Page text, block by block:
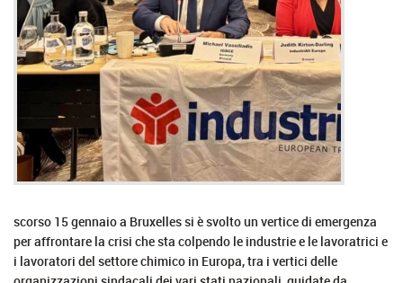
scorso 15 gennaio a Bruxelles si è svolto un vertice di emergenza
per affrontare la crisi che sta colpendo le industrie e le lavoratrici e
i lavoratori del settore chimico in Europa, tra i vertici delle